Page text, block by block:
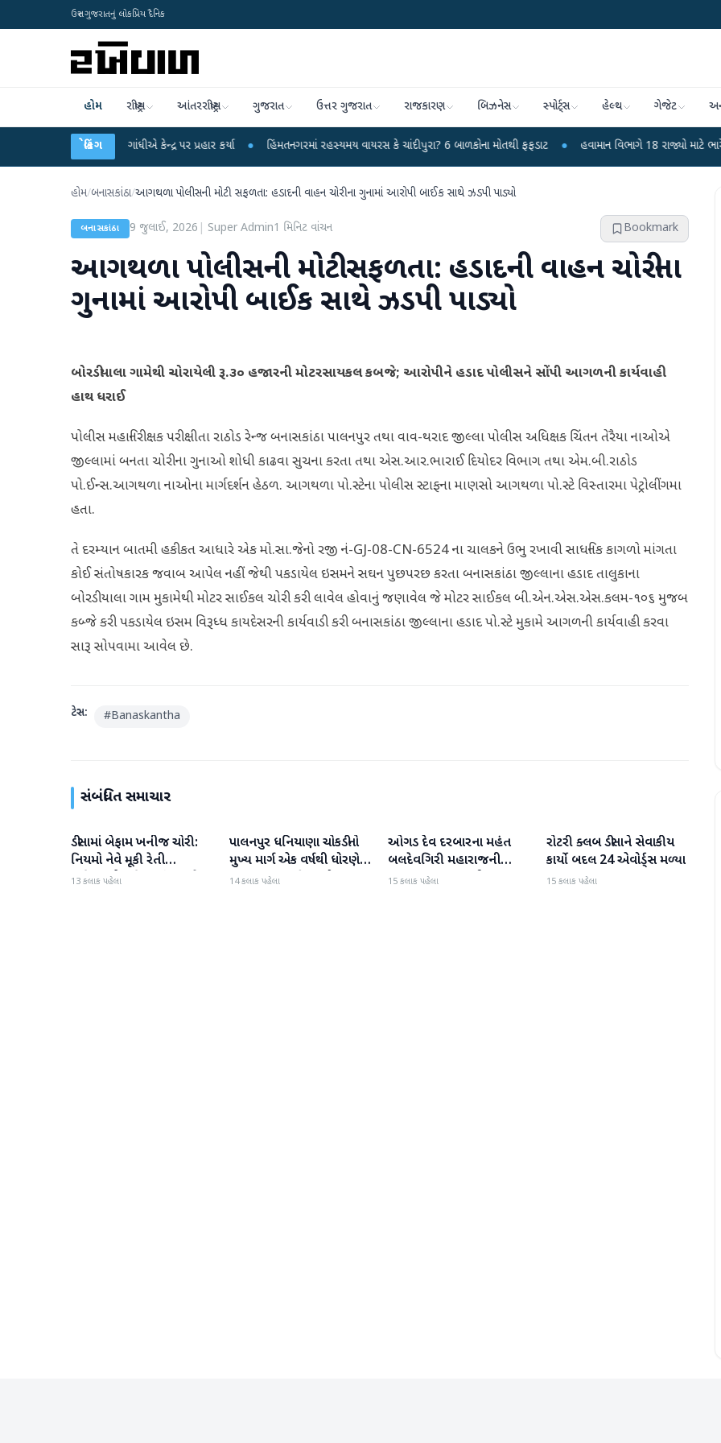
ઉત્તર ગુજરાતનું લોકપ્રિય દૈનિક
હોમ રાષ્ટ્રીય આંતરરાષ્ટ્રીય ગુજરાત ઉત્તર ગુજરાત રાજકારણ બિઝનેસ સ્પોર્ટ્સ હેલ્થ ગેજેટ
બ્રેકિંગ
પર રાહુલ ગાંધીએ કેન્દ્ર પર પ્રહાર કર્યા ● હિંમતનગરમાં રહસ્યમય વાયરસ કે ચાંદીપુરા? 6 બાળકોના મોતથી ફફડાટ ● હવામાન વિભાગે 18 રાજ્યો માટે ભારે વરસાદની
હોમ/બનાસકાંઠા/આગથળા પોલીસની મોટી સફળતા: હડાદની વાહન ચોરીના ગુનામાં આરોપી બાઈક સાથે ઝડપી પાડ્યો
બનાસકાંઠા 9 જુલાઈ, 2026 Super Admin1 મિનિટ વાંચન Bookmark
આગથળા પોલીસની મોટી સફળતા: હડાદની વાહન ચોરીના
ગુનામાં આરોપી બાઈક સાથે ઝડપી પાડ્યો
બોરડીયાલા ગામેથી ચોરાયેલી રૂ.૩૦ હજારની મોટરસાયકલ કબજે; આરોપીને હડાદ પોલીસને સોંપી આગળની કાર્યવાહી
હાથ ધરાઈ
પોલીસ મહાનિરીક્ષક પરીક્ષીતા રાઠોડ રેન્જ બનાસકાંઠા પાલનપુર તથા વાવ-થરાદ જીલ્લા પોલીસ અધિક્ષક ચિંતન તેરૈયા નાઓએ
જીલ્લામાં બનતા ચોરીના ગુનાઓ શોધી કાઢવા સુચના કરતા તથા એસ.આર.ભારાઈ દિયોદર વિભાગ તથા એમ.બી.રાઠોડ
પો.ઈન્સ.આગથળા નાઓના માર્ગદર્શન હેઠળ. આગથળા પો.સ્ટેના પોલીસ સ્ટાફના માણસો આગથળા પો.સ્ટે વિસ્તારમા પેટ્રોલીંગમા
હતા.
તે દરમ્યાન બાતમી હકીકત આધારે એક મો.સા.જેનો રજી નં-GJ-08-CN-6524 ના ચાલકને ઉભુ રખાવી સાધનિક કાગળો માંગતા
કોઈ સંતોષકારક જવાબ આપેલ નહીં જેથી પકડાયેલ ઇસમને સઘન પુછપરછ કરતા બનાસકાંઠા જીલ્લાના હડાદ તાલુકાના
બોરડીયાલા ગામ મુકામેથી મોટર સાઈકલ ચોરી કરી લાવેલ હોવાનું જણાવેલ જે મોટર સાઈકલ બી.એન.એસ.એસ.કલમ-૧૦૬ મુજબ
કબ્જે કરી પકડાયેલ ઇસમ વિરૂધ્ધ કાયદેસરની કાર્યવાડી કરી બનાસકાંઠા જીલ્લાના હડાદ પો.સ્ટે મુકામે આગળની કાર્યવાહી કરવા
સારૂ સોપવામા આવેલ છે.
ટેગ્સ: #Banaskantha
સંબંધિત સમાચાર
બનાસકાંઠા
ડીસામાં બેફામ ખનીજ ચોરી:
નિયમો નેવે મૂકી રેતી
માફિયાઓ સક્રિય, તંત્ર સામે
13 કલાક પહેલા
બનાસકાંઠા
પાલનપુર ધનિયાણા ચોકડીનો
મુખ્ય માર્ગ એક વર્ષથી ધોરણે:
ગટરલાઇન પછી રસ્તો ન
14 કલાક પહેલા
બનાસકાંઠા
ઓગડ દેવ દરબારના મહંત
બલદેવગિરી મહારાજની
અટકાયત બાદ જામીન પર
15 કલાક પહેલા
બનાસકાંઠા
રોટરી ક્લબ ડીસાને સેવાકીય
કાર્યો બદલ 24 એવોર્ડ્સ મળ્યા
15 કલાક પહેલા